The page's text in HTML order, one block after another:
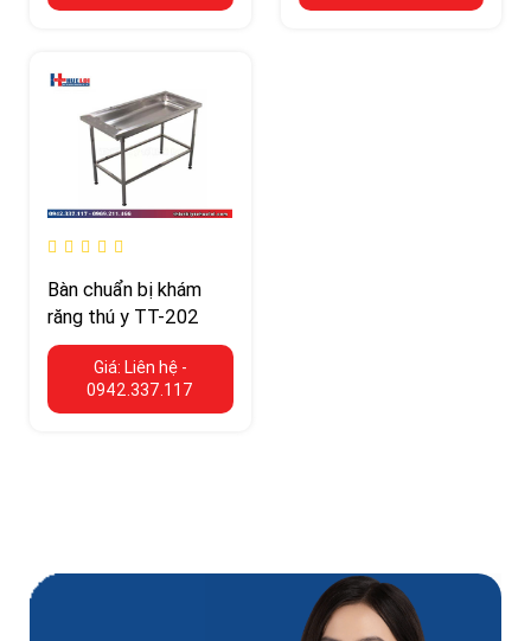
Bàn chuẩn bị khám
răng thú y TT-202
Giá: Liên hệ -
0942.337.117